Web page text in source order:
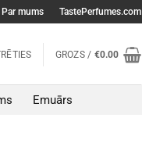
Par mums TastePerfumes.com
GROZS / €0.00
Emuārs